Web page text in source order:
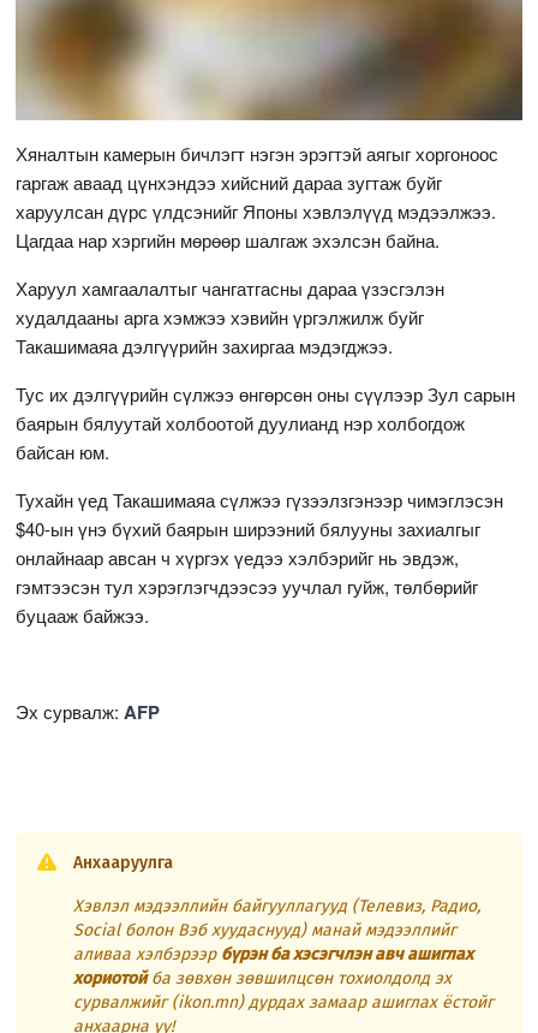
Хяналтын камерын бичлэгт нэгэн эрэгтэй аягыг хоргоноос
гаргаж аваад цүнхэндээ хийсний дараа зугтаж буйг
харуулсан дүрс үлдсэнийг Японы хэвлэлүүд мэдээлжээ.
Цагдаа нар хэргийн мөрөөр шалгаж эхэлсэн байна.
Харуул хамгаалалтыг чангатгасны дараа үзэсгэлэн
худалдааны арга хэмжээ хэвийн үргэлжилж буйг
Такашимаяа дэлгүүрийн захиргаа мэдэгджээ.
Тус их дэлгүүрийн сүлжээ өнгөрсөн оны сүүлээр Зул сарын
баярын бялуутай холбоотой дуулианд нэр холбогдож
байсан юм.
Тухайн үед Такашимаяа сүлжээ гүзээлзгэнээр чимэглэсэн
$40-ын үнэ бүхий баярын ширээний бялууны захиалгыг
онлайнаар авсан ч хүргэх үедээ хэлбэрийг нь эвдэж,
гэмтээсэн тул хэрэглэгчдээсээ уучлал гуйж, төлбөрийг
буцааж байжээ.
Эх сурвалж: AFP
Анхааруулга
Хэвлэл мэдээллийн байгууллагууд (Телевиз, Радио,
Social болон Вэб хуудаснууд) манай мэдээллийг
аливаа хэлбэрээр бүрэн ба хэсэгчлэн авч ашиглах
хориотойба зөвхөн зөвшилцсөн тохиолдолд эх
сурвалжийг (ikon.mn) дурдах замаар ашиглах ёстойг
анхаарна уу!